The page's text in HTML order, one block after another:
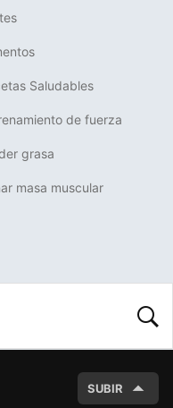
Saludables
de fuerza
grasa
masa muscular
SUBIR